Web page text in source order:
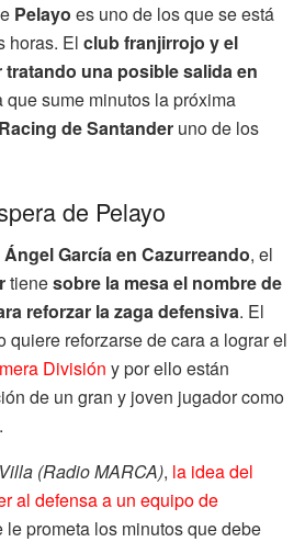
Pelayo es uno de los que se está
horas. El club franjirrojo y el
una posible salida en
que sume minutos la próxima
Racing de Santander uno de los
de Pelayo
García en Cazurreando, el
tienesobre la mesa el nombre de
reforzar la zaga defensiva. El
quiere reforzarse de cara a lograr el
División y por ello están
de un gran y joven jugador como
(Radio MARCA), la idea del
al defensa a un equipo de
le prometa los minutos que debe